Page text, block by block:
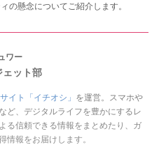
の懸念についてご紹介します。
ワー
ット部
イト「イチオシ」 を運営。スマホや
ど、デジタルライフを豊かにするレ
る信頼できる情報をまとめたり、ガ
情報をお届けします。